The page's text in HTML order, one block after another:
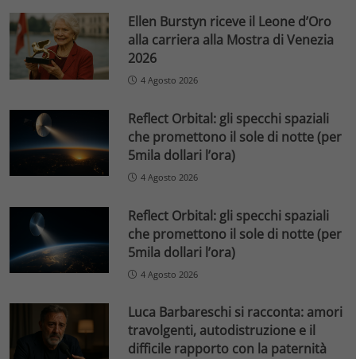
Ellen Burstyn riceve il Leone d’Oro
alla carriera alla Mostra di Venezia
2026
4 Agosto 2026
Reflect Orbital: gli specchi spaziali
che promettono il sole di notte (per
5mila dollari l’ora)
4 Agosto 2026
Reflect Orbital: gli specchi spaziali
che promettono il sole di notte (per
5mila dollari l’ora)
4 Agosto 2026
Luca Barbareschi si racconta: amori
travolgenti, autodistruzione e il
difficile rapporto con la paternità